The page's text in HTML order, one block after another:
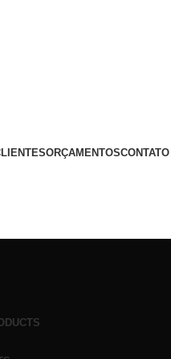
ORÇAMENTOSCONTATO